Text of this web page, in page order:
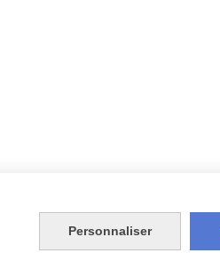
Personnaliser